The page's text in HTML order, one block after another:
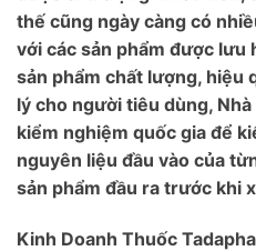
thế cũng ngày càng có
với các sản phẩm được lưu
sản phẩm chất lượng, hiệu
lý cho người tiêu dùng,
kiểm nghiệm quốc gia để
nguyên liệu đầu vào của
sản phẩm đầu ra trước khi
Kinh Doanh Thuốc